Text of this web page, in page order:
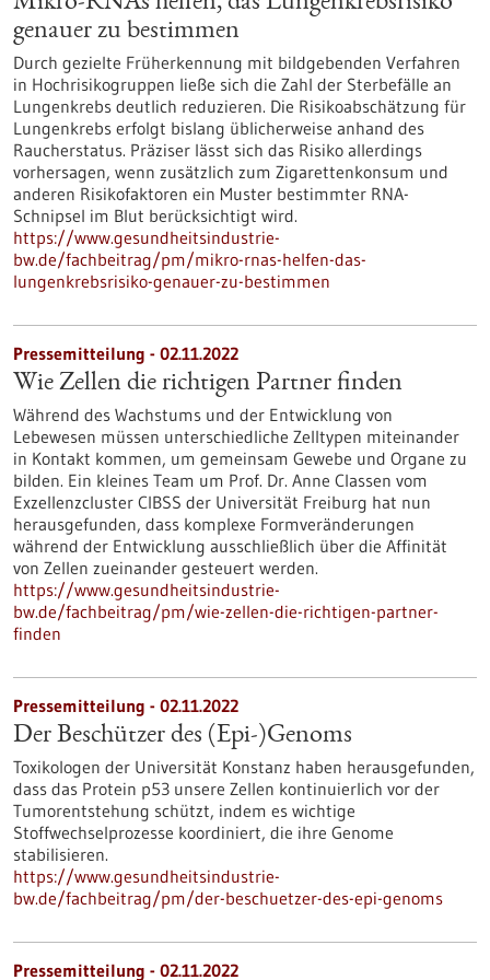
genauer zu bestimmen
Durch gezielte Früherkennung mit bildgebenden Verfahren
in Hochrisikogruppen ließe sich die Zahl der Sterbefälle an
Lungenkrebs deutlich reduzieren. Die Risikoabschätzung für
Lungenkrebs erfolgt bislang üblicherweise anhand des
Raucherstatus. Präziser lässt sich das Risiko allerdings
vorhersagen, wenn zusätzlich zum Zigarettenkonsum und
anderen Risikofaktoren ein Muster bestimmter RNA-
Schnipsel im Blut berücksichtigt wird.
https://www.gesundheitsindustrie-
bw.de/fachbeitrag/pm/mikro-rnas-helfen-das-
lungenkrebsrisiko-genauer-zu-bestimmen
Pressemitteilung - 02.11.2022
Wie Zellen die richtigen Partner finden
Während des Wachstums und der Entwicklung von
Lebewesen müssen unterschiedliche Zelltypen miteinander
in Kontakt kommen, um gemeinsam Gewebe und Organe zu
bilden. Ein kleines Team um Prof. Dr. Anne Classen vom
Exzellenzcluster CIBSS der Universität Freiburg hat nun
herausgefunden, dass komplexe Formveränderungen
während der Entwicklung ausschließlich über die Affinität
von Zellen zueinander gesteuert werden.
https://www.gesundheitsindustrie-
bw.de/fachbeitrag/pm/wie-zellen-die-richtigen-partner-
finden
Pressemitteilung - 02.11.2022
Der Beschützer des (Epi-)Genoms
Toxikologen der Universität Konstanz haben herausgefunden,
dass das Protein p53 unsere Zellen kontinuierlich vor der
Tumorentstehung schützt, indem es wichtige
Stoffwechselprozesse koordiniert, die ihre Genome
stabilisieren.
https://www.gesundheitsindustrie-
bw.de/fachbeitrag/pm/der-beschuetzer-des-epi-genoms
Pressemitteilung - 02.11.2022